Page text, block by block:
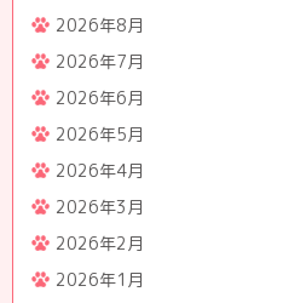
2026年8月
2026年7月
2026年6月
2026年5月
2026年4月
2026年3月
2026年2月
2026年1月